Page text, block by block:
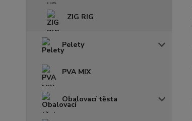
ZIG RIG
Pelety
PVA MIX
Obalovací těsta